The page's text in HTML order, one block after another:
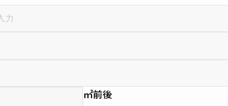
㎡前後